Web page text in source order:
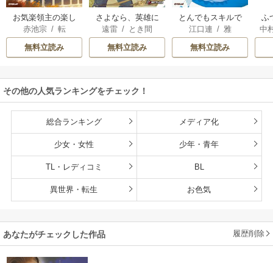
お気楽領主の楽し
い領地防衛
赤池宗/ 転
無料立読み
さよなら、英雄に
なった旦那様 ～た
だ祈るだけの役立
たずな妻のはずで
遠雷 / とき間
無料立読み
とんでもスキルで
異世界放浪メシ
江口連 / 雅
無料立読み
ふ
中
その他の人気ランキングをチェック！
総合ランキング メディア化
少女・女性 少年・青年
TL・レディコミ BL
異世界・転生 お色気
あなたがチェックした作品 履歴削除